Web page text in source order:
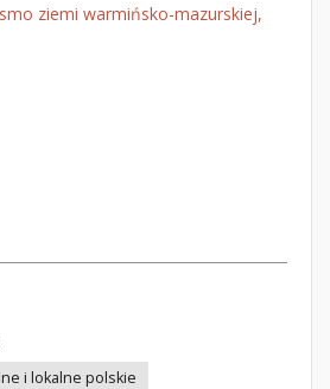
ziemi warmińsko-mazurskiej,
i lokalne polskie